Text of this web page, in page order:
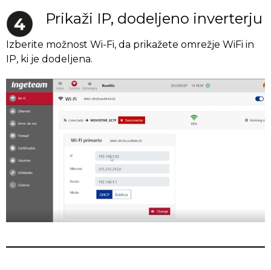
Prikaži IP, dodeljeno inverterju
Izberite možnost Wi-Fi, da prikažete omrežje WiFi in
IP, ki je dodeljena.